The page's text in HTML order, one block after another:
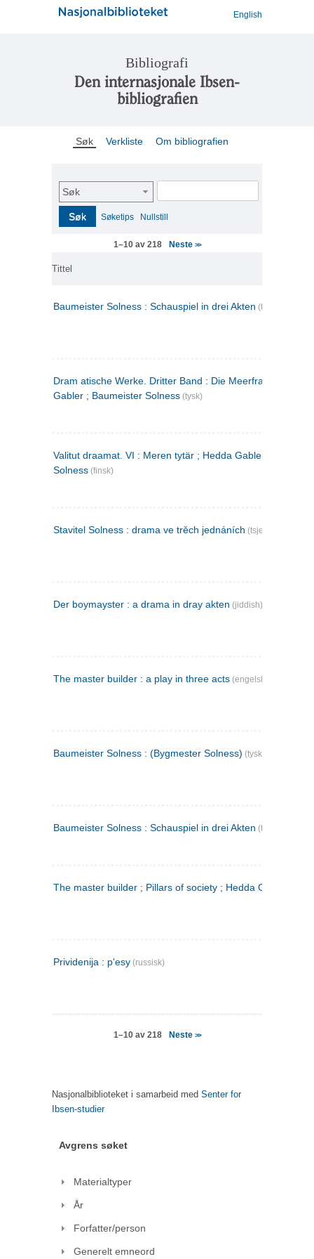
English
Bibliografi
Den internasjonale Ibsen-
bibliografien
Søk Verkliste Om bibliografien
Søk
Søk Søketips Nullstill
1–10 av 218 Neste >>
Tittel
Baumeister Solness : Schauspiel in drei Akten (tysk)
Dram atische Werke. Dritter Band : Die Meerfrau ; Hedda
Gabler ; Baumeister Solness (tysk)
Valitut draamat. VI : Meren tytär ; Hedda Gabler ;
Solness (finsk)
Stavitel Solness : drama ve trěch jednáních (tsjekkisk)
Der boymayster : a drama in dray akten (jiddish)
The master builder : a play in three acts (engelsk)
Baumeister Solness : (Bygmester Solness) (tysk)
Baumeister Solness : Schauspiel in drei Akten (tysk)
The master builder ; Pillars of society ; Hedda Gabler
Prividenija : p'esy (russisk)
1–10 av 218 Neste >>
Nasjonalbiblioteket i samarbeid med Senter for
Ibsen-studier
Avgrens søket
Materialtyper
År
Forfatter/person
Generelt emneord